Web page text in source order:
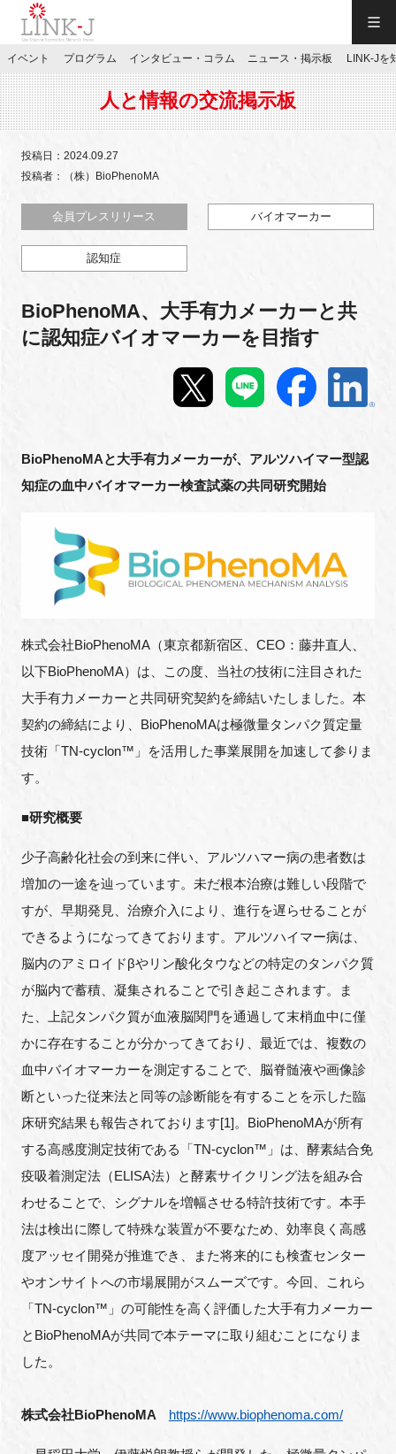
JP／EN
特別会員専用メニュー
お問い合わせ
イベント
インタビュー・コラム
LINK-Jを知る
施設・アクセス
イベントお知らせメール登録
イベント プログラム インタビュー・コラム ニュース・掲示板 LINK-Jを
人と情報の交流掲示板
投稿日：2024.09.27
投稿者：（株）BioPhenoMA
会員プレスリリース バイオマーカー
認知症
BioPhenoMA、大手有力メーカーと共
に認知症バイオマーカーを目指す
BioPhenoMAと大手有力メーカーが、アルツハイマー型認
知症の血中バイオマーカー検査試薬の共同研究開始
株式会社BioPhenoMA（東京都新宿区、CEO：藤井直人、
以下BioPhenoMA）は、この度、当社の技術に注目された
大手有力メーカーと共同研究契約を締結いたしました。本
契約の締結により、BioPhenoMAは極微量タンパク質定量
技術「TN-cyclon™」を活用した事業展開を加速して参りま
す。
■研究概要
少子高齢化社会の到来に伴い、アルツハマー病の患者数は
増加の一途を辿っています。未だ根本治療は難しい段階で
すが、早期発見、治療介入により、進行を遅らせることが
できるようになってきております。アルツハイマー病は、
脳内のアミロイドβやリン酸化タウなどの特定のタンパク質
が脳内で蓄積、凝集されることで引き起こされます。ま
た、上記タンパク質が血液脳関門を通過して末梢血中に僅
かに存在することが分かってきており、最近では、複数の
血中バイオマーカーを測定することで、脳脊髄液や画像診
断といった従来法と同等の診断能を有することを示した臨
床研究結果も報告されております[1]。BioPhenoMAが所有
する高感度測定技術である「TN-cyclon™」は、酵素結合免
疫吸着測定法（ELISA法）と酵素サイクリング法を組み合
わせることで、シグナルを増幅させる特許技術です。本手
法は検出に際して特殊な装置が不要なため、効率良く高感
度アッセイ開発が推進でき、また将来的にも検査センター
やオンサイトへの市場展開がスムーズです。今回、これら
「TN-cyclon™」の可能性を高く評価した大手有力メーカー
とBioPhenoMAが共同で本テーマに取り組むことになりま
した。
株式会社BioPhenoMA https://www.biophenoma.com/